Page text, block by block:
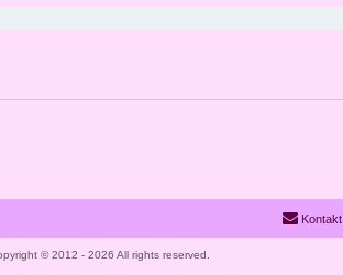
Kontakt
© 2012 - 2026 All rights reserved.